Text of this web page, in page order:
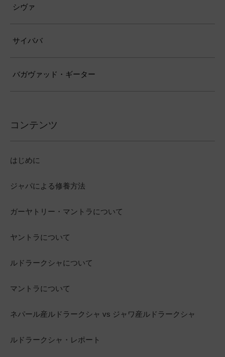
シヴァ
サイババ
バガヴァッド・ギーター
コンテンツ
はじめに
ジャパによる修養方法
ガーヤトリー・マントラについて
ヤントラについて
ルドラークシャについて
マントラについて
ネパール産ルドラークシャ vs ジャワ産ルドラークシャ
ルドラークシャ・レポート